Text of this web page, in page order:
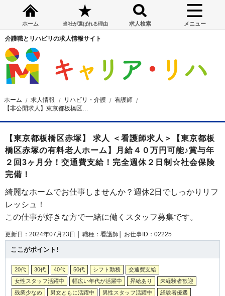
ホーム 当社が選ばれる理由 求人検索 メニュー
介護職とリハビリの求人情報サイト
ホーム 求人情報 リハビリ・介護
看護師
【東京都板橋区赤塚】 求人 ＜看護師求人＞【東京都板
橋区赤塚の有料老人ホーム】月給４０万円可能♪賞与年
２回3ヶ月分！交通費支給！完全週休２日制☆社会保険
完備！
綺麗なホームでお仕事しませんか？週休2日でしっかりリフ
レッシュ！
この仕事が好きな方で一緒に働くスタッフ募集です。
更新日：2024年07月23日 │ 職種：看護師│ お仕事ID：02225
ここがポイント!
20代 30代 40代 50代 シフト勤務
交通費支給
女性スタッフ活躍中
幅広い年代が活躍中 昇給あり
未経験者歓迎
残業少なめ
男女ともに活躍中 男性スタッフ活躍中
経験者優遇